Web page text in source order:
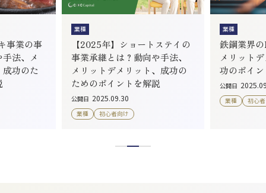
事業の事
法、メ
功のた
業種
【2025年】ショートステイの
事業承継とは？動向や手法、
メリットデメリット、成功の
ためのポイントを解説
公開日 2025.09.30
業種 初心者向け
業種
鉄鋼業界
メリット
功のポイ
公開日
業種 初心